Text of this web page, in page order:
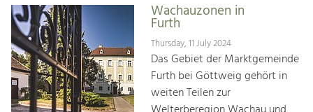
Wachauzonen in
Furth
Thursday, 11 July 2024
Das Gebiet der Marktgemeinde
Furth bei Göttweig gehört in
weiten Teilen zur